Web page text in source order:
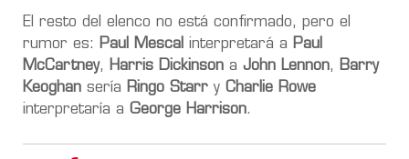
El resto del elenco no está confirmado, pero el
rumor es:
Paul Mescal interpretará a Paul
McCartney, Harris Dickinson a John Lennon,
Barry
Keoghan sería Ringo Starr y Charlie Rowe
interpretaría a George Harrison.